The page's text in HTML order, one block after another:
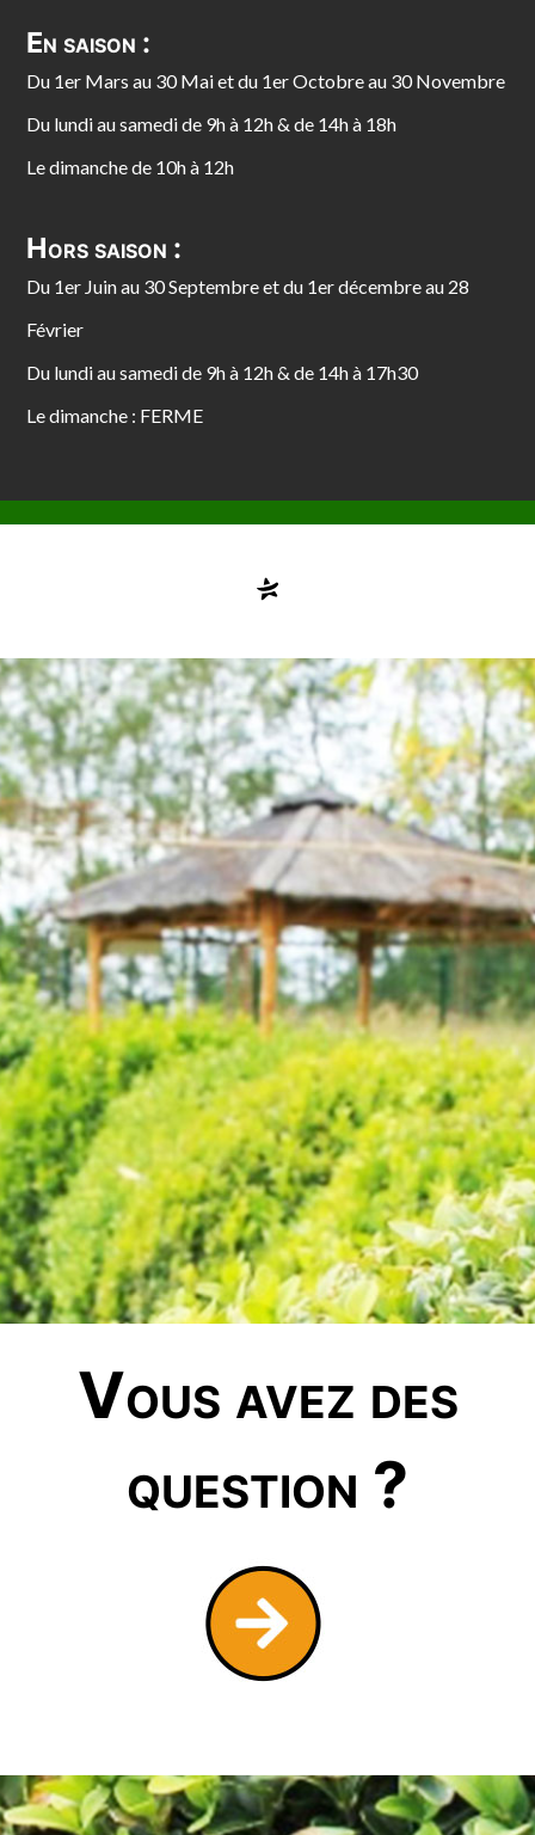
En saison :
Du 1er Mars au 30 Mai et du 1er Octobre au 30 Novembre
Du lundi au samedi de 9h à 12h & de 14h à 18h
Le dimanche de 10h à 12h
Hors saison :
Du 1er Juin au 30 Septembre et du 1er décembre au 28
Février
Du lundi au samedi de 9h à 12h & de 14h à 17h30
Le dimanche : FERME
Vous avez des
question ?